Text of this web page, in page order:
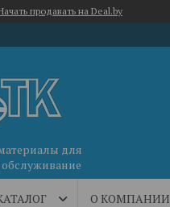
продавать на Deal.by
для
О КОМПАНИИ